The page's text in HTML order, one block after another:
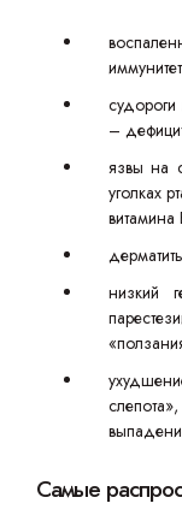
–
язвы на
уголках
витамина
низкий
Самые